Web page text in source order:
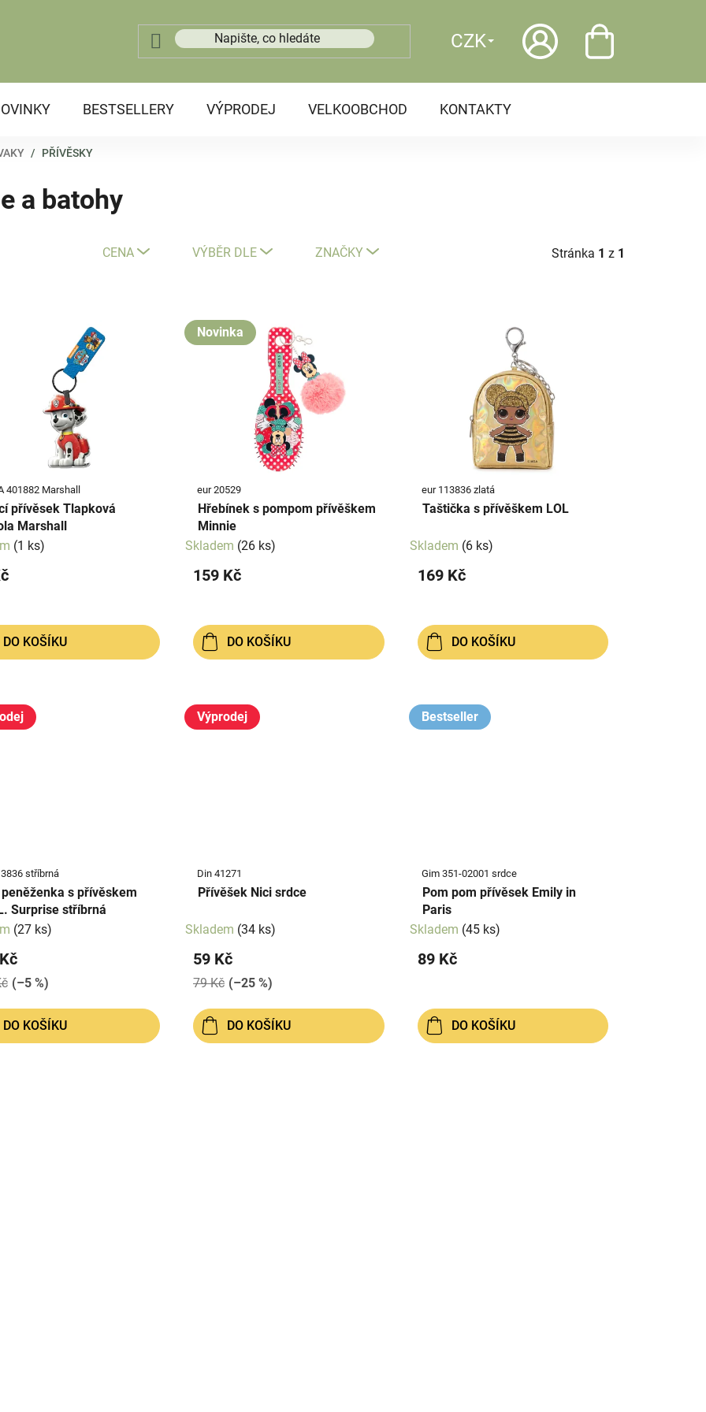
CZK
BESTSELLERY VÝPRODEJ VELKOOBCHOD KONTAKTY
/ PŘÍVĚSKY
a batohy
Stránka 1 z 1
CENA VÝBĚR DLE ZNAČKY
401882 Marshall
přívěsek Tlapková
Marshall
(1 ks)
DO KOŠÍKU
Novinka
eur 20529
Hřebínek s pompom přívěškem
Minnie
Skladem (26 ks)
159 Kč
DO KOŠÍKU
eur 113836 zlatá
Taštička s přívěškem LOL
Skladem (6 ks)
169 Kč
DO KOŠÍKU
stříbrná
s přívěskem
Surprise stříbrná
(27 ks)
(–5 %)
DO KOŠÍKU
Výprodej
Din 41271
Přívěšek Nici srdce
Skladem (34 ks)
59 Kč
79 Kč (–25 %)
DO KOŠÍKU
Bestseller
Gim 351-02001 srdce
Pom pom přívěsek Emily in
Paris
Skladem (45 ks)
89 Kč
DO KOŠÍKU